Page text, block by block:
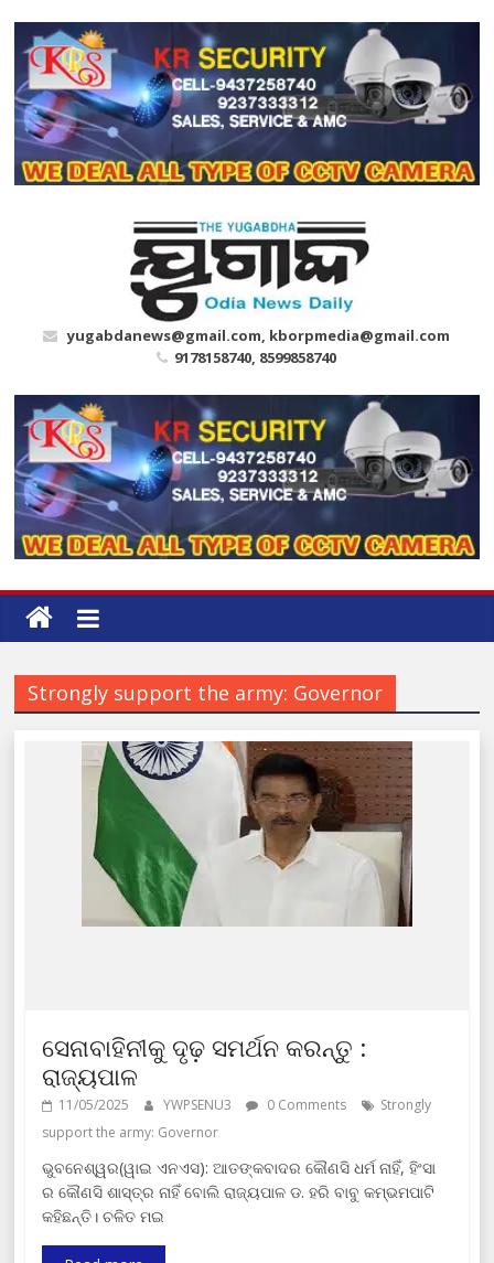
content
yugabdanews@gmail.com, kborpmedia@gmail.com
9178158740, 8599858740
Strongly support the army: Governor
ସେନାବାହିନୀକୁ ଦୃଢ଼ ସମର୍ଥନ କରନ୍ତୁ :
ରାଜ୍ୟପାଳ
11/05/2025 YWPSENU3 0 Comments
Strongly
support the army: Governor
ଭୁବନେଶ୍ୱର(ୱାଇ ଏନଏସ): ଆତଙ୍କବାଦର କୌଣସି ଧର୍ମ ନାହିଁ, ହିଂସା
ର କୌଣସି ଶାସ୍ତ୍ର ନାହିଁ ବୋଲି ରାଜ୍ୟପାଳ ଡ. ହରି ବାବୁ କମ୍ଭମପାଟି
କହିଛନ୍ତି। ଚଳିତ ମଇ